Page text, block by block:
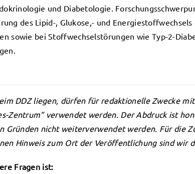
und Diabetologie.
des Lipid-, Glukose,- und Energiestoffwechsels
sowie bei Stoffwechselstörungen wie Typ-2-
DDZ liegen, dürfen für redaktionelle Zwecke
Zentrum” verwendet werden. Der Abdruck ist
Gründen nicht weiterverwendet werden. Für die
Hinweis zum Ort der Veröffentlichung sind wir
Fragen ist: